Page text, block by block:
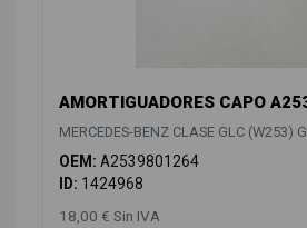
AMORTIGUADORES CAPO
MERCEDES-BENZ CLASE GLC (W253)
OEM: A2539801264
ID: 1424968
18,00 € Sin IVA